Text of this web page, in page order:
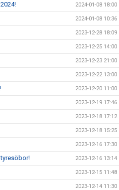
2024-01-08 18:00
2024-01-08 10:36
2023-12-28 18:09
2023-12-25 14:00
2023-12-23 21:00
2023-12-22 13:00
2023-12-20 11:00
2023-12-19 17:46
2023-12-18 17:12
2023-12-18 15:25
2023-12-16 17:30
2023-12-16 13:14
2023-12-15 11:48
2023-12-14 11:30